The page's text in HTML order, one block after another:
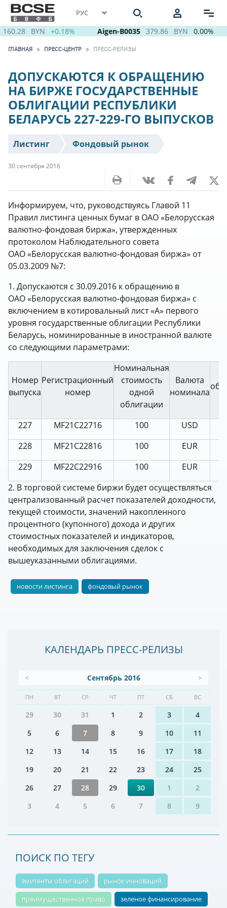
160.28 BYN +0.18% Aigen-B0035 379.86 BYN 0.00%
ГЛАВНАЯ ПРЕСС-ЦЕНТР ПРЕСС-РЕЛИЗЫ
ДОПУСКАЮТСЯ К ОБРАЩЕНИЮ
НА БИРЖЕ ГОСУДАРСТВЕННЫЕ
ОБЛИГАЦИИ РЕСПУБЛИКИ
БЕЛАРУСЬ 227-229-ГО ВЫПУСКОВ
Листинг Фондовый рынок
30 сентября 2016
Информируем, что, руководствуясь Главой 11
Правил листинга ценных бумаг в ОАО «Белорусская
валютно-фондовая биржа», утвержденных
протоколом Наблюдательного совета
ОАО «Белорусская валютно-фондовая биржа» от
05.03.2009 №7:
1. Допускаются с 30.09.2016 к обращению в
ОАО «Белорусская валютно-фондовая биржа» с
включением в котировальный лист «А» первого
уровня государственные облигации Республики
Беларусь, номинированные в иностранной валюте
со следующими параметрами:
Номер
выпуска
Регистрационный
номер
Номинальная
стоимость
одной
облигации
Валюта
номинала
227 MF21С22716 100 USD
228
MF21С22816 100 EUR
229
MF22С22916 100 EUR
2. В торговой системе биржи будет осуществляться
централизованный расчет показателей доходности,
текущей стоимости, значений накопленного
процентного (купонного) дохода и других
стоимостных показателей и индикаторов,
необходимых для заключения сделок с
вышеуказанными облигациями.
новости листинга фондовый рынок
КАЛЕНДАРЬ ПРЕСС-РЕЛИЗЫ
< Сентябрь 2016 >
ПН ВТ СР ЧТ ПТ СБ ВС
29 30 31 1 2 3
4
5
6 7 8 9 10
11
12
13 14 15 16 17
18
19
20 21 22 23 24
25
26
27 28 29 30 1
2
3
4 5 6 7 8 9
ПОИСК ПО ТЕГУ
эмитенты облигаций
рынок инноваций
преимущественное право
зеленое финансирование